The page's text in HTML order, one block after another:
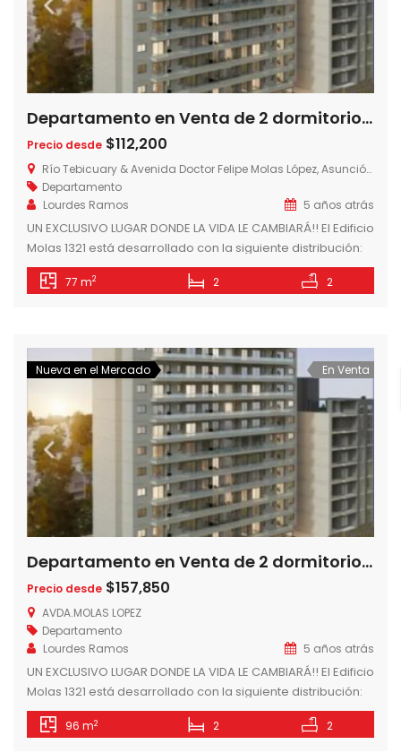
Departamento en Venta de 2 dormitorios en Edificio Molas 1321 – Barrio Mburucuya, Asunción- Paraguay
Precio desde $112,200
Río Tebicuary & Avenida Doctor Felipe Molas López, Asunción, Paraguay
Departamento
Lourdes Ramos
5 años atrás
UN EXCLUSIVO LUGAR DONDE LA VIDA LE CAMBIARÁ!! El Edificio
Molas 1321 está desarrollado con la siguiente distribución:
En su PLANTA BAJA, un amplio palier de acceso equipado y
climatizado. Además en un sector posterior estarán
destinarán exclusivamente […]
77 m2 2 2
Nueva en el Mercado En Venta
Departamento en Venta de 2 dormitorios en Edificio Molas 1321 – Barrio Mburucuya, Asunción- Paraguay
Precio desde $157,850
AVDA.MOLAS LOPEZ
Departamento
Lourdes Ramos
5 años atrás
UN EXCLUSIVO LUGAR DONDE LA VIDA LE CAMBIARÁ!! El Edificio
Molas 1321 está desarrollado con la siguiente distribución:
En su PLANTA BAJA, un amplio palier de acceso equipado y
climatizado. Además en un sector posterior estarán
96 m2 2 2